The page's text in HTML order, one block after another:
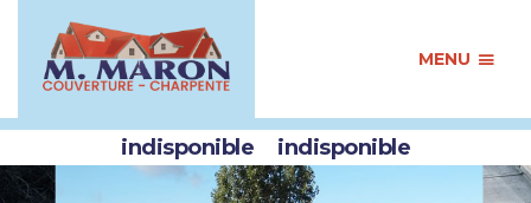
MENU
indisponible indisponible